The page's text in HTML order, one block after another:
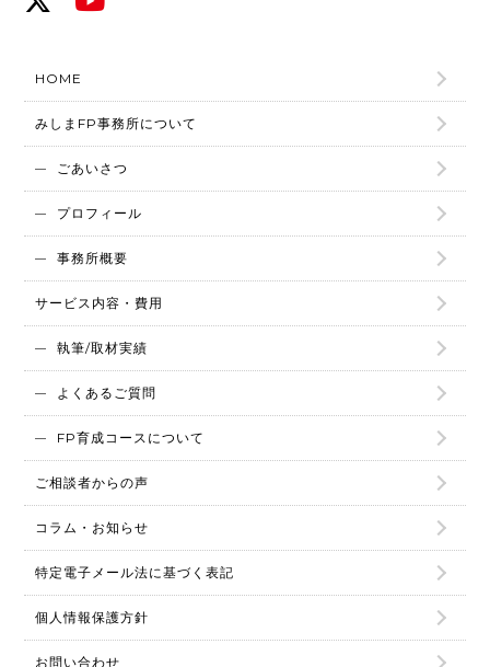
HOME
みしまFP事務所について
ごあいさつ
プロフィール
事務所概要
サービス内容・費用
執筆/取材実績
よくあるご質問
FP育成コースについて
ご相談者からの声
コラム・お知らせ
特定電子メール法に基づく表記
個人情報保護方針
お問い合わせ